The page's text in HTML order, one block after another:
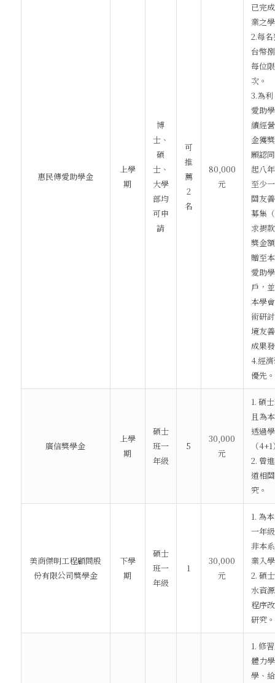
惠民傳愛助學金
上學
期
博
士、
碩
士、
大學
部均
可申
請
可
推
薦
2
名
80,000
元
已完
業之
2.每
台幣
每位
次。
3.為
愛助
續經
金獲
願認
起八
至少
關友
募集
求捐
獎金
贈至
愛助
戶，
本學
術研
境友
成果
4.經
優先。
廣信獎學金
上學
期
碩士
班一
年級
5
30,000
元
1. 碩
且為
透過
（
2. 曾
道相
究。
美商傑明工程顧問股
份有限公司獎學金
下學
期
碩士
班一
年級
1
30,000
元
1. 為
一年
非本
業入
2. 碩
水資
程序
研究。
1. 修
體力
學、